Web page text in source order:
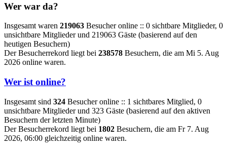
Wer war da?
Insgesamt waren 219063 Besucher online :: 0 sichtbare Mitglieder, 0
unsichtbare Mitglieder und 219063 Gäste (basierend auf den
heutigen Besuchern)
Der Besucherrekord liegt bei 238578 Besuchern, die am Mi 5. Aug
2026 online waren.
Wer ist online?
Insgesamt sind 324 Besucher online :: 1 sichtbares Mitglied, 0
unsichtbare Mitglieder und 323 Gäste (basierend auf den aktiven
Besuchern der letzten Minute)
Der Besucherrekord liegt bei 1802 Besuchern, die am Fr 7. Aug
2026, 06:00 gleichzeitig online waren.